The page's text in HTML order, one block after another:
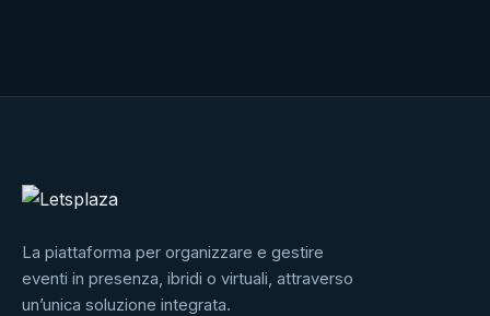
La piattaforma per organizzare e gestire
eventi in presenza, ibridi o virtuali, attraverso
un’unica soluzione integrata.